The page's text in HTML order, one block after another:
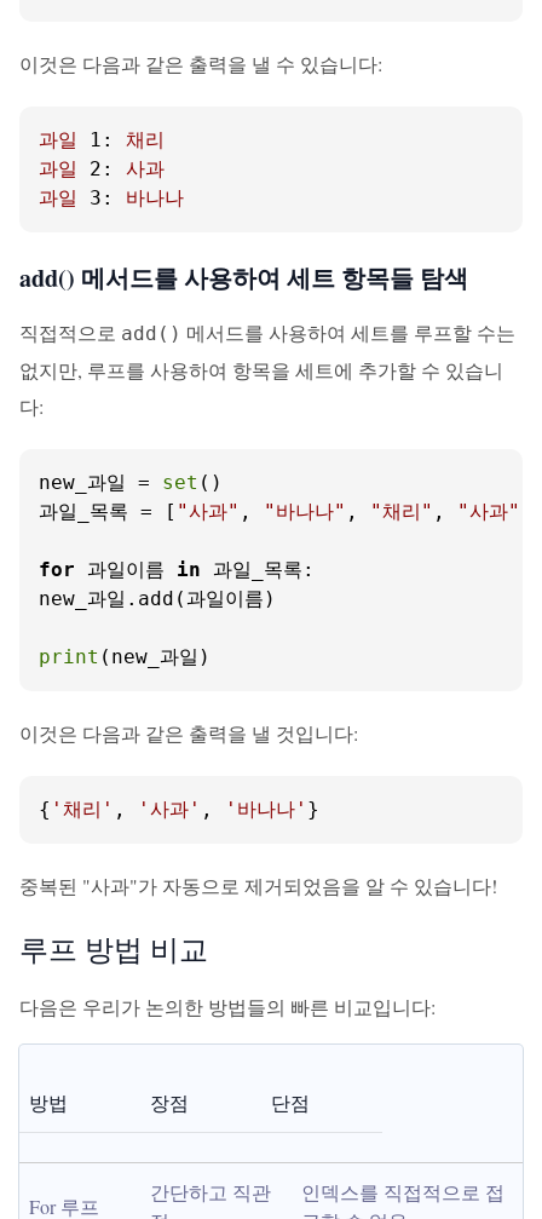
이것은 다음과 같은 출력을 낼 수 있습니다:
과일 1:
채리
과일
2:
사과
과일
3: 바나나
add() 메서드를 사용하여 세트 항목들 탐색
직접적으로 add() 메서드를 사용하여 세트를 루프할 수는
없지만, 루프를 사용하여 항목을 세트에 추가할 수 있습니
다:
new_과일 = set ()
과일_목록 = [ "사과" , "바나나" , "채리" , "사과"
for 과일이름 in 과일_목록:
new_과일.add(과일이름)
print (new_과일)
이것은 다음과 같은 출력을 낼 것입니다:
{ '채리' , '사과' , '바나나' }
중복된 "사과"가 자동으로 제거되었음을 알 수 있습니다!
루프 방법 비교
다음은 우리가 논의한 방법들의 빠른 비교입니다:
방법 장점 단점
For 루프
간단하고 직관
인덱스를 직접적으로 접